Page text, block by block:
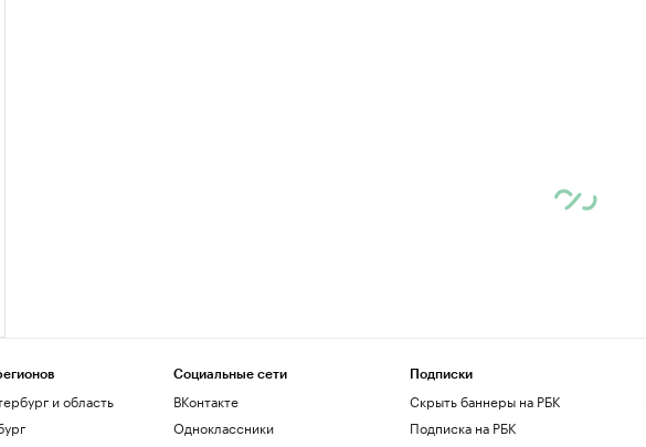
и область
Социальные сети
ВКонтакте
Одноклассники
Подписки
Скрыть баннеры на РБК
Подписка на РБК